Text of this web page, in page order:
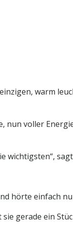
warm
nun voller
wichtigsten“,
hörte einfach
gerade ein